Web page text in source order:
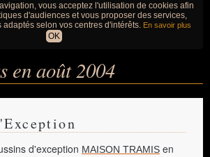
vous acceptez l'utilisation de cookies afin
d'audiences et vous proposer des services,
selon vos centres d'intérêts. En savoir plus
OK
en août 2004
d'exception MAISON TRAMIS en